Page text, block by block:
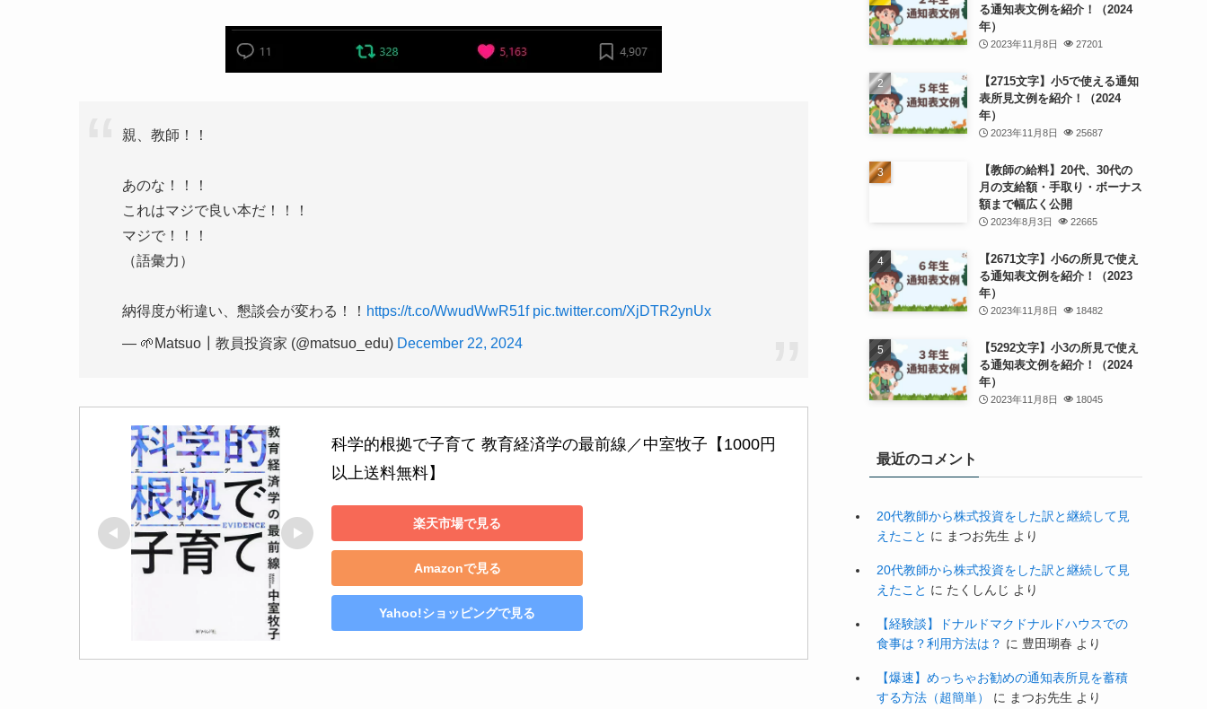
親、教師！！
あのな！！！
これはマジで良い本だ！！！
マジで！！！
（語彙力）
納得度が桁違い、懇談会が変わる！！ https://t.co/WwudWwR51f pic.twitter.com/XjDTR2ynUx
— 🌱Matsuo┃教員投資家 (@matsuo_edu) December 22, 2024
科学的根拠で子育て 教育経済学の最前線／中室牧子【1000円
以上送料無料】
楽天市場で見る
Amazonで見る
Yahoo!ショッピングで見る
る通知表文例を紹介！（2024
年）
2023年11月8日 27201
【2715文字】小5で使える通知
表所見文例を紹介！（2024
年）
2023年11月8日 25687
【教師の給料】20代、30代の
月の支給額・手取り・ボーナス
額まで幅広く公開
2023年8月3日 22665
【2671文字】小6の所見で使え
る通知表文例を紹介！（2023
年）
2023年11月8日 18482
【5292文字】小3の所見で使え
る通知表文例を紹介！（2024
年）
2023年11月8日 18045
最近のコメント
20代教師から株式投資をした訳と継続して見
えたこと に まつお先生 より
20代教師から株式投資をした訳と継続して見
えたこと に たくしんじ より
【経験談】ドナルドマクドナルドハウスでの
食事は？利用方法は？ に 豊田瑚春 より
【爆速】めっちゃお勧めの通知表所見を蓄積
する方法（超簡単）
に まつお先生 より